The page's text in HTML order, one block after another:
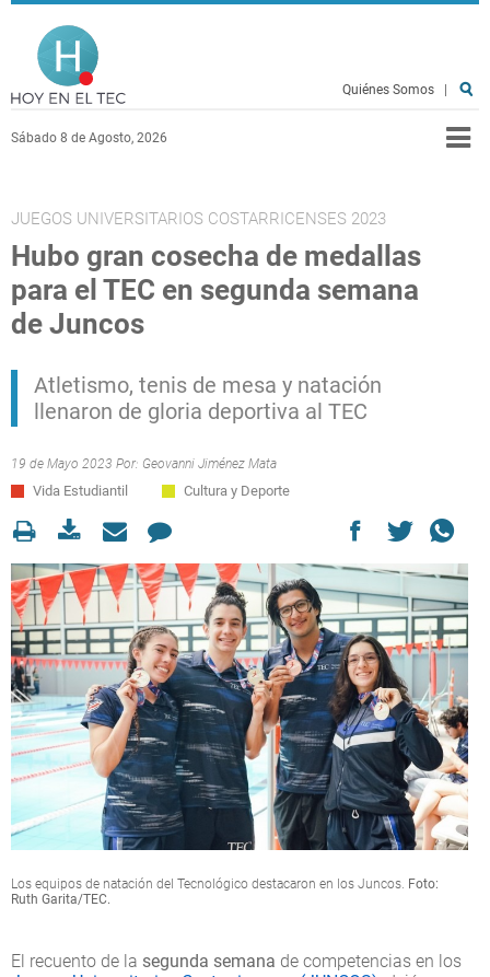
Pasar al contenido principal
Sábado 8 de Agosto, 2026
Quiénes Somos
JUEGOS UNIVERSITARIOS COSTARRICENSES 2023
Hubo gran cosecha de medallas
para el TEC en segunda semana
de Juncos
Atletismo, tenis de mesa y natación
llenaron de gloria deportiva al TEC
19 de Mayo 2023 Por: Geovanni Jiménez Mata
Vida Estudiantil Cultura y Deporte
Los equipos de natación del Tecnológico destacaron en los Juncos. Foto:
Ruth Garita/TEC.
El recuento de la segunda semana de competencias en los